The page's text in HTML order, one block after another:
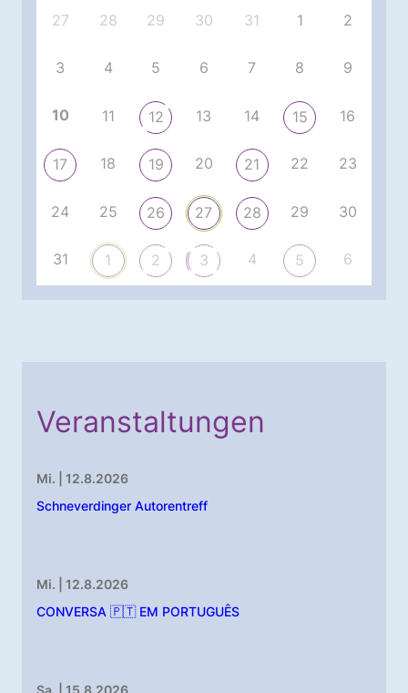
27 28 29 30 31 1 2
3 4 5 6 7 8 9
10 11 12 13 14 15 16
17 18 19 20 21 22 23
24 25 26 27 28 29 30
31 1 2 3 4 5 6
Veranstaltungen
Mi. | 12.8.2026
Schneverdinger Autorentreff
Mi. | 12.8.2026
CONVERSA 🇵🇹 EM PORTUGUÊS
Sa. | 15.8.2026